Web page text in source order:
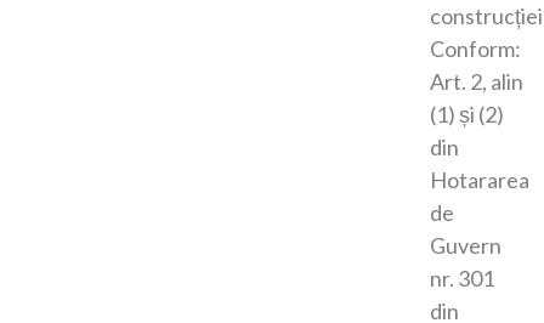
construcției
Conform:
Art. 2, alin
(1) și (2)
din
Hotararea
de
Guvern
nr. 301
din